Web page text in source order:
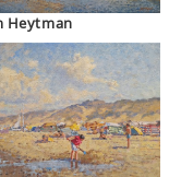
Willem Heytman